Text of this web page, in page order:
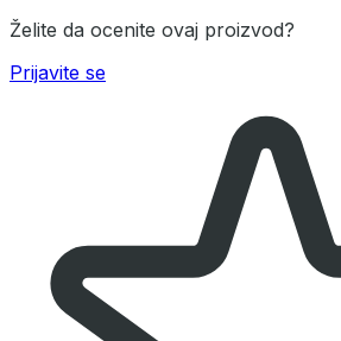
Želite da ocenite ovaj proizvod?
Prijavite se